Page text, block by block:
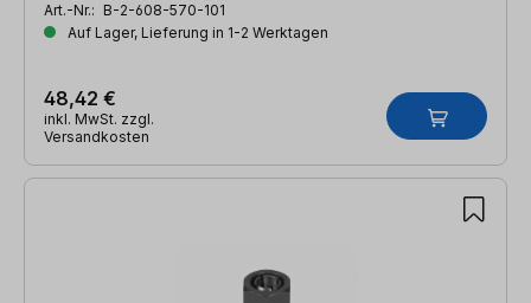
Art.-Nr.: B-2-608-570-101
Auf Lager, Lieferung in 1-2 Werktagen
48,42 €
inkl. MwSt. zzgl.
Versandkosten